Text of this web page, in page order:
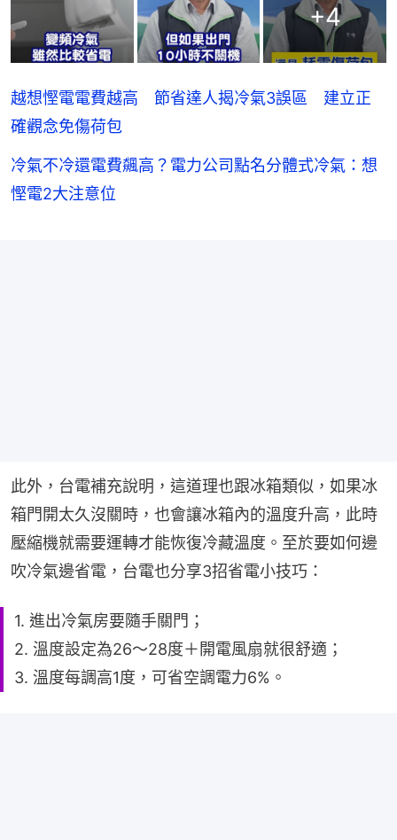
+4
越想慳電電費越高 節省達人揭冷氣3誤區 建立正
確觀念免傷荷包
冷氣不冷還電費飆高？電力公司點名分體式冷氣：想
慳電2大注意位
此外，台電補充說明，這道理也跟冰箱類似，如果冰
箱門開太久沒關時，也會讓冰箱內的溫度升高，此時
壓縮機就需要運轉才能恢復冷藏溫度。至於要如何邊
吹冷氣邊省電，台電也分享3招省電小技巧：
1. 進出冷氣房要隨手關門；
2. 溫度設定為26～28度＋開電風扇就很舒適；
3. 溫度每調高1度，可省空調電力6%。